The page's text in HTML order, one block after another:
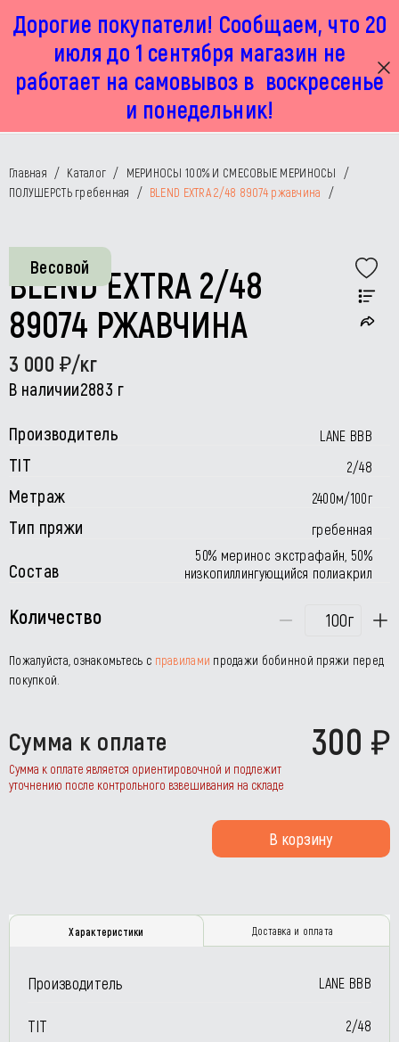
Дорогие покупатели! Сообщаем, что 20
июля до 1 сентября магазин не
работает на самовывоз в воскресенье
и понедельник!
г. Москва, Маленковская 32 стр 2А
пн-пт с 11:00 до 19:00, сб с 11:00 до 17:00
+7 925 449 67 92
Главная / Каталог / МЕРИНОСЫ 100% И СМЕСОВЫЕ МЕРИНОСЫ
/
ПОЛУШЕРСТЬ гребенная
/ BLEND EXTRA 2/48 89074 ржавчина /
Весовой
BLEND EXTRA 2/48
89074 РЖАВЧИНА
3 000 /кг
В наличии2883 г
Производитель LANE BBB
TIT 2/48
Метраж 2400м/100г
Тип пряжи гребенная
Состав
50% меринос экстрафайн, 50%
низкопиллингующийся полиакрил
Количество г
Пожалуйста, ознакомьтесь с правилами продажи бобинной пряжи перед
покупкой.
Сумма к оплате 300
Сумма к оплате является ориентировочной и подлежит
уточнению после контрольного взвешивания на складе
В корзину
Характеристики Доставка и оплата
Производитель LANE BBB
TIT 2/48